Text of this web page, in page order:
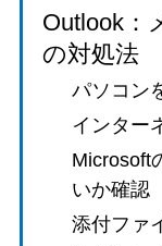
Outlook：
の対処法
パソコン
インター
Microsoft
いか確認
添付ファ